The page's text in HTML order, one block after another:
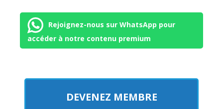
Rejoignez-nous sur WhatsApp pour
accéder à notre contenu premium
DEVENEZ MEMBRE